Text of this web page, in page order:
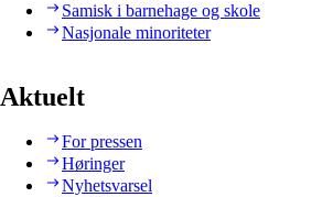
Samisk i barnehage og skole
Nasjonale minoriteter
Aktuelt
For pressen
Høringer
Nyhetsvarsel